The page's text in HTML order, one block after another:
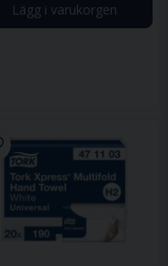
Lägg i varukorgen